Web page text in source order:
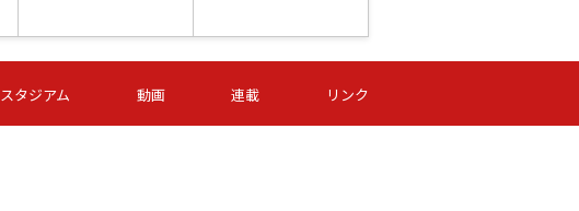
第16節 09/06 (日) 15:00
-
第16節 09/06 (日) 15:00
- -
スタジアム 動画 連載 リンク